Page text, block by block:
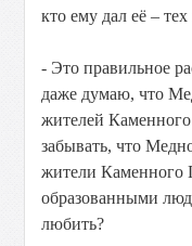
кто ему дал её – тех
- Это правильное
даже думаю, что
жителей
забывать, что
жители
образованными
любить?